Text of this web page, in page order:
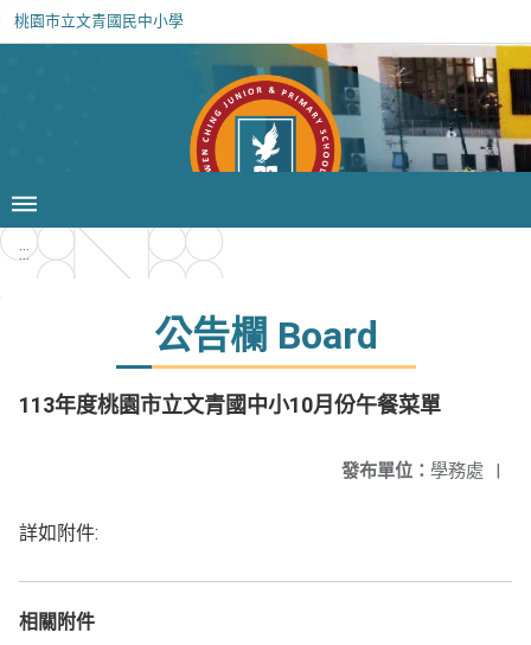
桃園市立文青國民中小學
:::
公告欄 Board
113年度桃園市立文青國中小10月份午餐菜單
發布單位： 學務處 |
詳如附件:
相關附件